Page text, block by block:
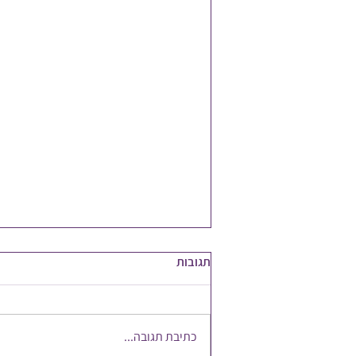
תגובות
כתיבת תגובה...